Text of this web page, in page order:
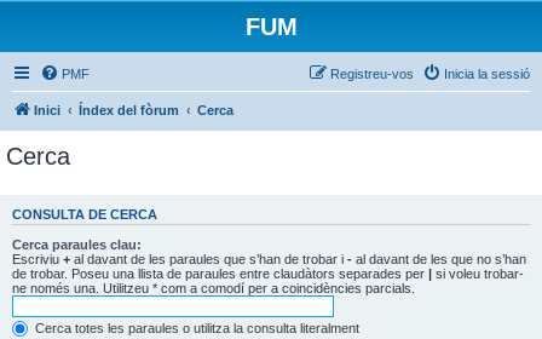
FUM
PMF Inicia la sessió
Registreu-vos
Inici Índex del fòrum Cerca
Cerca
CONSULTA DE CERCA
Cerca paraules clau:
Escriviu + al davant de les paraules que s’han de trobar i - al davant de les que no s’han
de trobar. Poseu una llista de paraules entre claudàtors separades per | si voleu trobar-
ne només una. Utilitzeu * com a comodí per a coincidències parcials.
Cerca totes les paraules o utilitza la consulta literalment